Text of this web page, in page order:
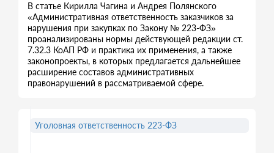
В статье Кирилла Чагина и Андрея Полянского
«Административная ответственность заказчиков за
нарушения при закупках по Закону № 223-ФЗ»
проанализированы нормы действующей редакции ст.
7.32.3 КоАП РФ и практика их применения, а также
законопроекты, в которых предлагается дальнейшее
расширение составов административных
правонарушений в рассматриваемой сфере.
Уголовная ответственность 223-ФЗ